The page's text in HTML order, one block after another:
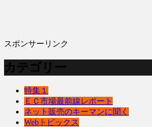
スポンサーリンク
カテゴリー
特集１
ＥＣ市場最前線レポート
ネット販売のキーマンに聞く
Webトピックス